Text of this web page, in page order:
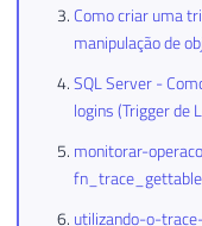
Como criar uma
manipulação de
SQL Server -
logins (Trigger de
monitorar-
utilizando-o-